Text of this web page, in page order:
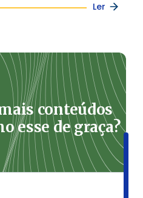
Ler
conteúdos
esse de graça?